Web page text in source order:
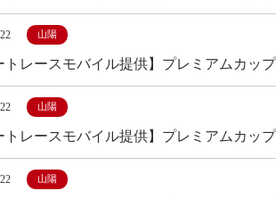
山陽
トレースモバイル提供】プレミアムカッ
山陽
トレースモバイル提供】プレミアムカッ
山陽